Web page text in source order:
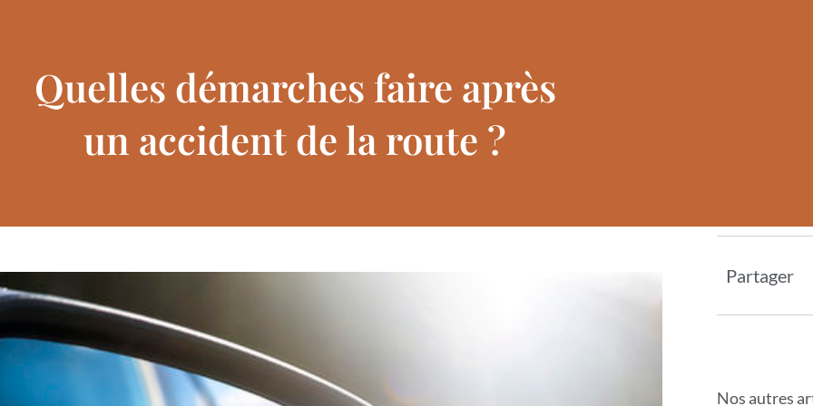
Quelles démarches faire après
un accident de la route ?
Partager
Nos autres